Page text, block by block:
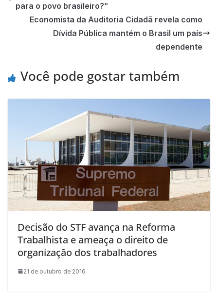
para o povo brasileiro?”
Economista da Auditoria Cidadã revela como
Dívida Pública mantém o Brasil um país
dependente
Você pode gostar também
Decisão do STF avança na Reforma
Trabalhista e ameaça o direito de
organização dos trabalhadores
21 de outubro de 2016